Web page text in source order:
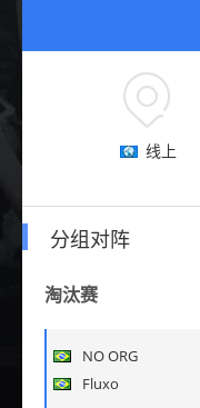

线上
分组对阵
淘汰赛
NO ORG
Fluxo